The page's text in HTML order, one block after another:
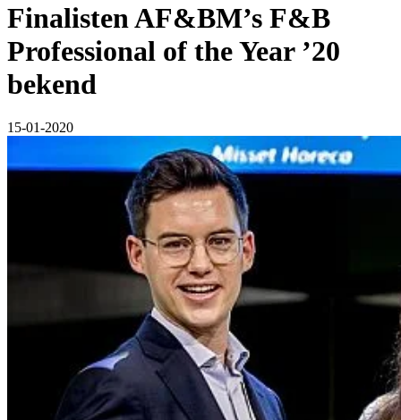
Finalisten AF&BM’s F&B
Professional of the Year ’20
bekend
15-01-2020